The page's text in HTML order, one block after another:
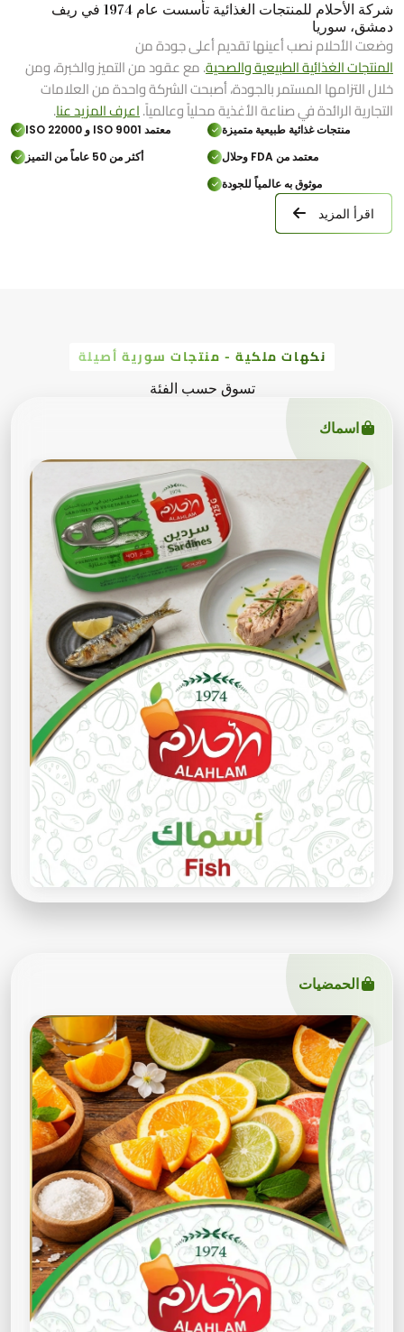
شركة الأحلام للمنتجات الغذائية تأسست عام 1974 في ريف
دمشق، سوريا
وضعت الأحلام نصب أعينها تقديم أعلى جودة من
المنتجات الغذائية الطبيعية والصحية. مع عقود من التميز والخبرة، ومن
خلال التزامها المستمر بالجودة، أصبحت الشركة واحدة من العلامات
التجارية الرائدة في صناعة الأغذية محلياً وعالمياً.اعرف المزيد عنا.
منتجات غذائية طبيعية متميزة
معتمد ISO 9001 و ISO 22000
معتمد من FDA وحلال
أكثر من 50 عاماً من التميز
موثوق به عالمياً للجودة
اقرأ المزيد
نكهات ملكية - منتجات سورية أصيلة
تسوق حسب الفئة
اسماك
الحمضيات